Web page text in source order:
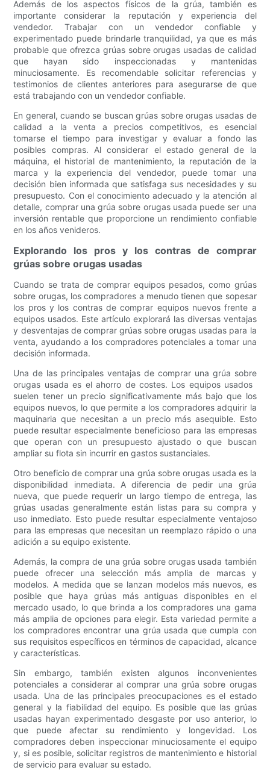
Además de los aspectos físicos de la grúa, también es
importante considerar la reputación y experiencia del
vendedor. Trabajar con un vendedor confiable y
experimentado puede brindarle tranquilidad, ya que es más
probable que ofrezca grúas sobre orugas usadas de calidad
que hayan sido inspeccionadas y mantenidas
minuciosamente. Es recomendable solicitar referencias y
testimonios de clientes anteriores para asegurarse de que
está trabajando con un vendedor confiable.
En general, cuando se buscan grúas sobre orugas usadas de
calidad a la venta a precios competitivos, es esencial
tomarse el tiempo para investigar y evaluar a fondo las
posibles compras. Al considerar el estado general de la
máquina, el historial de mantenimiento, la reputación de la
marca y la experiencia del vendedor, puede tomar una
decisión bien informada que satisfaga sus necesidades y su
presupuesto. Con el conocimiento adecuado y la atención al
detalle, comprar una grúa sobre orugas usada puede ser una
inversión rentable que proporcione un rendimiento confiable
en los años venideros.
Explorando los pros y los contras de comprar
grúas sobre orugas usadas
Cuando se trata de comprar equipos pesados, como grúas
sobre orugas, los compradores a menudo tienen que sopesar
los pros y los contras de comprar equipos nuevos frente a
equipos usados. Este artículo explorará las diversas ventajas
y desventajas de comprar grúas sobre orugas usadas para la
venta, ayudando a los compradores potenciales a tomar una
decisión informada.
Una de las principales ventajas de comprar una grúa sobre
orugas usada es el ahorro de costes. Los equipos usados ​​
suelen tener un precio significativamente más bajo que los
equipos nuevos, lo que permite a los compradores adquirir la
maquinaria que necesitan a un precio más asequible. Esto
puede resultar especialmente beneficioso para las empresas
que operan con un presupuesto ajustado o que buscan
ampliar su flota sin incurrir en gastos sustanciales.
Otro beneficio de comprar una grúa sobre orugas usada es la
disponibilidad inmediata. A diferencia de pedir una grúa
nueva, que puede requerir un largo tiempo de entrega, las
grúas usadas generalmente están listas para su compra y
uso inmediato. Esto puede resultar especialmente ventajoso
para las empresas que necesitan un reemplazo rápido o una
adición a su equipo existente.
Además, la compra de una grúa sobre orugas usada también
puede ofrecer una selección más amplia de marcas y
modelos. A medida que se lanzan modelos más nuevos, es
posible que haya grúas más antiguas disponibles en el
mercado usado, lo que brinda a los compradores una gama
más amplia de opciones para elegir. Esta variedad permite a
los compradores encontrar una grúa usada que cumpla con
sus requisitos específicos en términos de capacidad, alcance
y características.
Sin embargo, también existen algunos inconvenientes
potenciales a considerar al comprar una grúa sobre orugas
usada. Una de las principales preocupaciones es el estado
general y la fiabilidad del equipo. Es posible que las grúas
usadas hayan experimentado desgaste por uso anterior, lo
que puede afectar su rendimiento y longevidad. Los
compradores deben inspeccionar minuciosamente el equipo
y, si es posible, solicitar registros de mantenimiento e historial
de servicio para evaluar su estado.